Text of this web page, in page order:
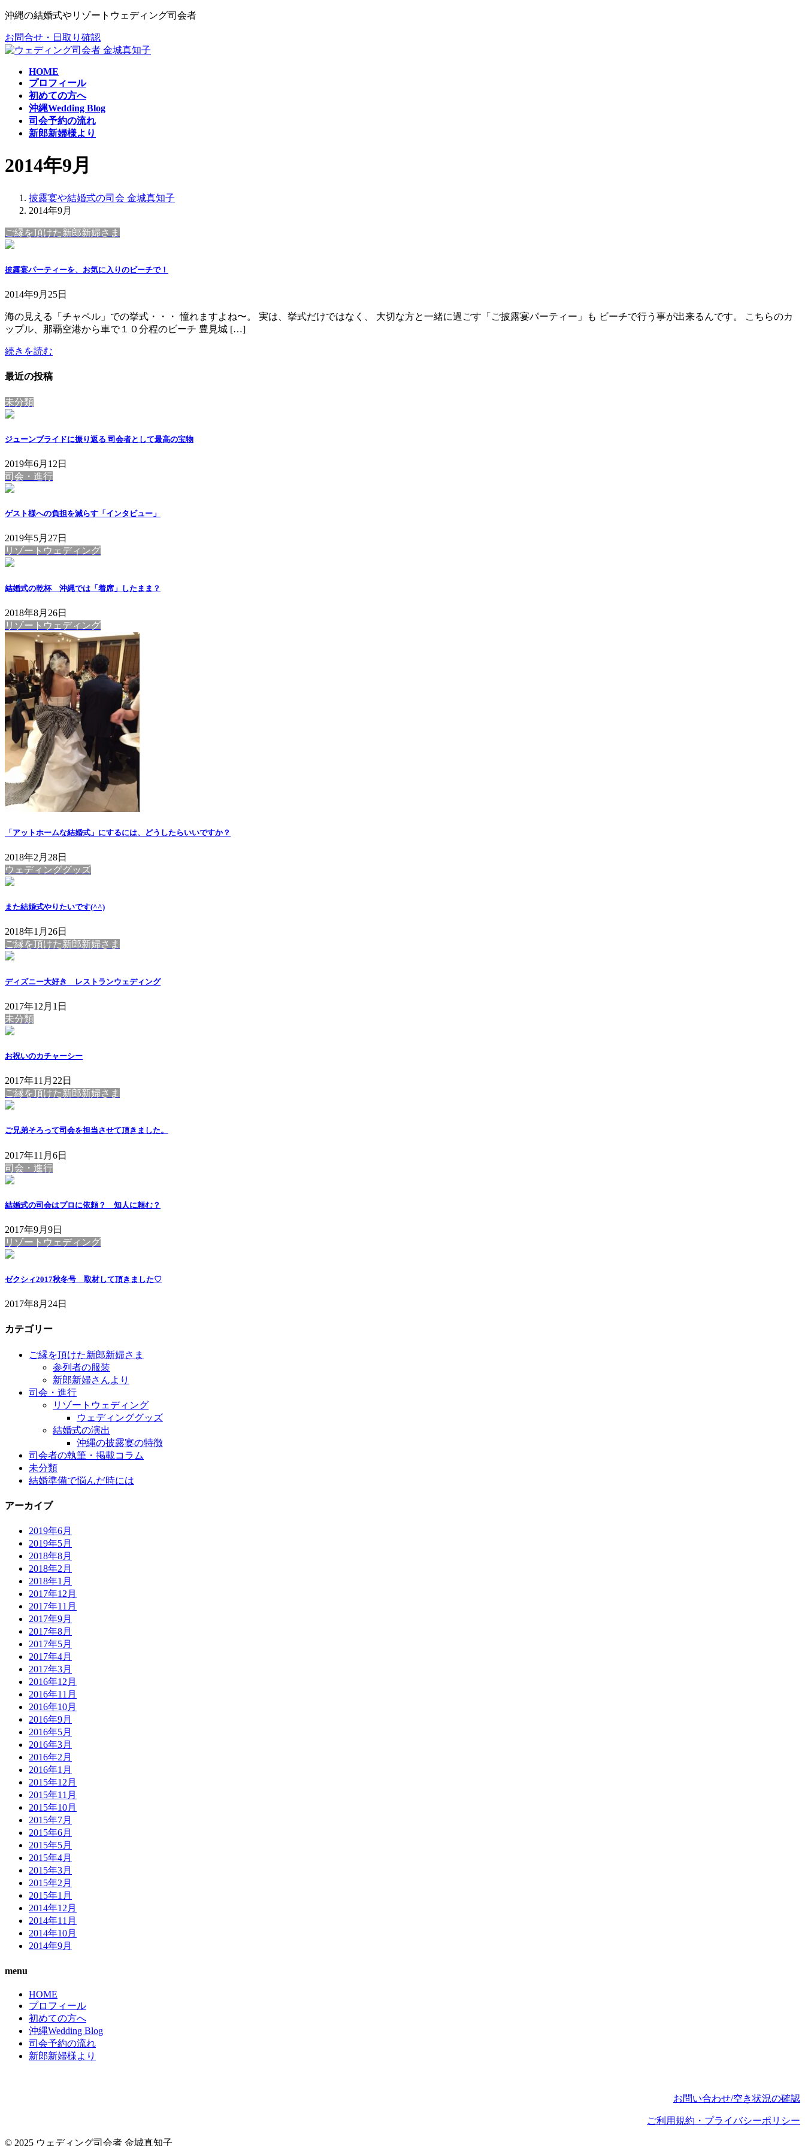
コ
テ
ン
ナ
ゲ
ー
沖縄の結婚式やリゾートウェディング司会者
お問合せ・日取り確認
HOME
プロフィール
初めての方へ
沖縄Wedding Blog
司会予約の流れ
新郎新婦様より
2014年9月
披露宴や結婚式の司会 金城真知子
2014年9月
ご縁を頂けた新郎新婦さま
披露宴パーティーを、お気に入りのビーチで！
2014年9月25日
海の見える「チャペル」での挙式・・・ 憧れますよね〜。 実は、挙式だけではなく、 大切な方と一緒に過ごす「ご披露宴パーティー」も ビーチで行う事が出来るんです。 こちらのカ
ップル、那覇空港から車で１０分程のビーチ 豊見城 […]
続きを読む
最近の投稿
未分類
ジューンブライドに振り返る 司会者として最高の宝物
2019年6月12日
司会・進行
ゲスト様への負担を減らす「インタビュー」
2019年5月27日
リゾートウェディング
結婚式の乾杯 沖縄では「着席」したまま？
2018年8月26日
リゾートウェディング
「アットホームな結婚式」にするには、どうしたらいいですか？
2018年2月28日
ウェディンググッズ
また結婚式やりたいです(^^)
2018年1月26日
ご縁を頂けた新郎新婦さま
ディズニー大好き レストランウェディング
2017年12月1日
未分類
お祝いのカチャーシー
2017年11月22日
ご縁を頂けた新郎新婦さま
ご兄弟そろって司会を担当させて頂きました。
2017年11月6日
司会・進行
結婚式の司会はプロに依頼？ 知人に頼む？
2017年9月9日
リゾートウェディング
ゼクシィ2017秋冬号 取材して頂きました♡
2017年8月24日
カテゴリー
ご縁を頂けた新郎新婦さま
参列者の服装
新郎新婦さんより
司会・進行
リゾートウェディング
ウェディンググッズ
結婚式の演出
沖縄の披露宴の特徴
司会者の執筆・掲載コラム
未分類
結婚準備で悩んだ時には
アーカイブ
2019年6月
2019年5月
2018年8月
2018年2月
2018年1月
2017年12月
2017年11月
2017年9月
2017年8月
2017年5月
2017年4月
2017年3月
2016年12月
2016年11月
2016年10月
2016年9月
2016年5月
2016年3月
2016年2月
2016年1月
2015年12月
2015年11月
2015年10月
2015年7月
2015年6月
2015年5月
2015年4月
2015年3月
2015年2月
2015年1月
2014年12月
2014年11月
2014年10月
2014年9月
menu
HOME
プロフィール
初めての方へ
沖縄Wedding Blog
司会予約の流れ
新郎新婦様より
お問い合わせ/空き状況の確認
ご利用規約・プライバシーポリシー
© 2025 ウェディング司会者 金城真知子